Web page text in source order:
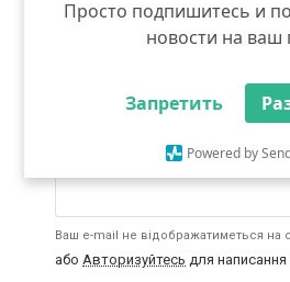
Просто подпишитесь и
новости на ваш
Запретить
Powered by
лексики, погроз або образ;
порівняння з іншими
безпідставні заяви, що
сторонні інтернет-ресурси;
самореклама.
Ваш e-mail не відображатиметься на
або Авторизуйтесь для написання